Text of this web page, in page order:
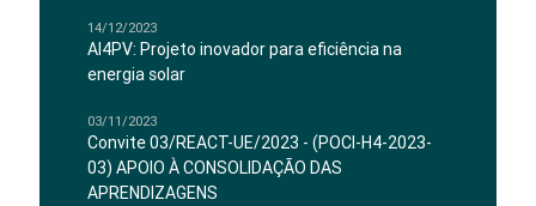
14/12/2023
AI4PV: Projeto inovador para eficiência na
energia solar
03/11/2023
Convite 03/REACT-UE/2023 - (POCI-H4-2023-
03) APOIO À CONSOLIDAÇÃO DAS
APRENDIZAGENS